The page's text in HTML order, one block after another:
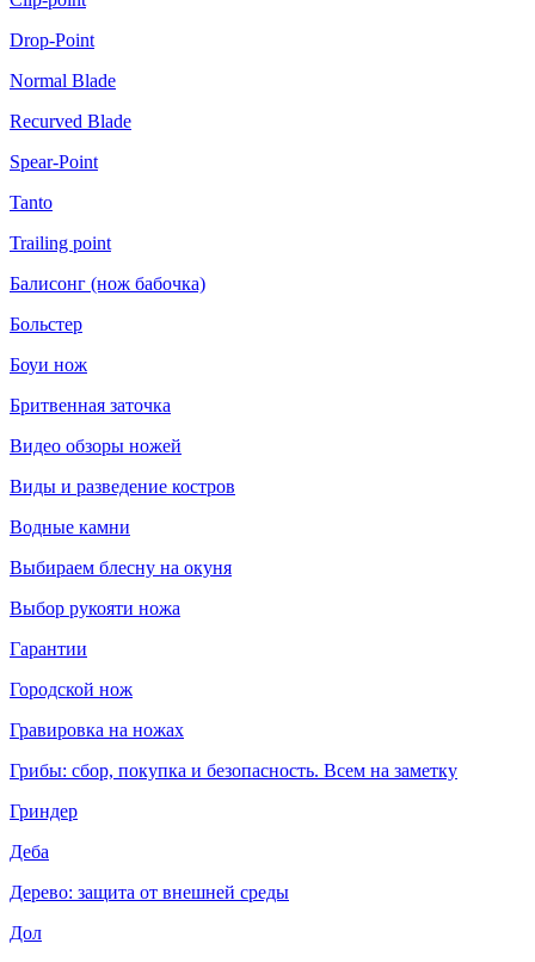
Drop-Point
Normal Blade
Recurved Blade
Spear-Point
Tanto
Trailing point
Балисонг (нож бабочка)
Больстер
Боуи нож
Бритвенная заточка
Видео обзоры ножей
Виды и разведение костров
Водные камни
Выбираем блесну на окуня
Выбор рукояти ножа
Гарантии
Городской нож
Гравировка на ножах
Грибы: сбор, покупка и безопасность. Всем на заметку
Гриндер
Деба
Дерево: защита от внешней среды
Дол